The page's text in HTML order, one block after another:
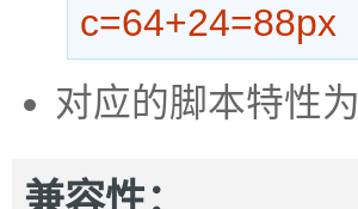
c=64+24=88px
对应的脚本特性为
兼容性：